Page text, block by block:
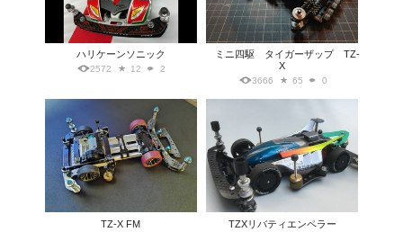
ハリケーンソニック
2572 12 2
ミニ四駆 タイガーザップ TZ-
X
3666 65 0
TZ-X FM TZXリバティエンペラー